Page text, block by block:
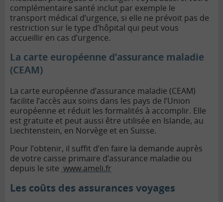
complémentaire santé inclut par exemple le
transport médical d’urgence, si elle ne prévoit pas de
restriction sur le type d’hôpital qui peut vous
accueillir en cas d’urgence.
La carte européenne d’assurance maladie
(CEAM)
La carte européenne d’assurance maladie (CEAM)
facilite l’accès aux soins dans les pays de l’Union
européenne et réduit les formalités à accomplir. Elle
est gratuite et peut aussi être utilisée en Islande, au
Liechtenstein, en Norvège et en Suisse.
Pour l’obtenir, il suffit d’en faire la demande auprès
de votre caisse primaire d’assurance maladie ou
depuis le site www.ameli.fr
Les coûts des assurances voyages